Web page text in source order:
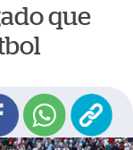
que